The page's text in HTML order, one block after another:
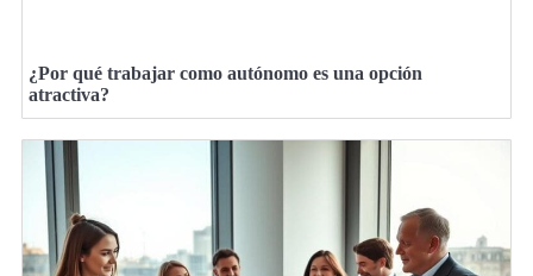
¿Por qué trabajar como autónomo es una opción
atractiva?